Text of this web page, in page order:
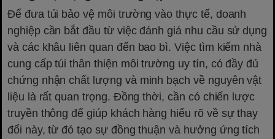
Để đưa túi bảo vệ môi trường vào thực tế, doanh
nghiệp cần bắt đầu từ việc đánh giá nhu cầu sử dụng
và các khâu liên quan đến bao bì. Việc tìm kiếm nhà
cung cấp túi thân thiện môi trường uy tín, có đầy đủ
chứng nhận chất lượng và minh bạch về nguyên vật
liệu là rất quan trọng. Đồng thời, cần có chiến lược
truyền thông để giúp khách hàng hiểu rõ về sự thay
đổi này, từ đó tạo sự đồng thuận và hưởng ứng tích